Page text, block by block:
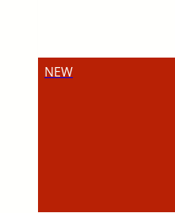
NEW